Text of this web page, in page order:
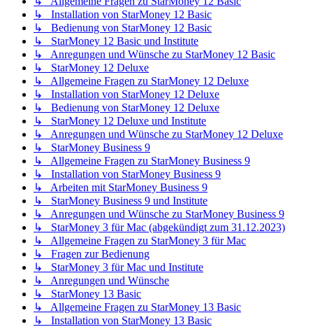
↳ Installation von StarMoney 12 Basic
↳ Bedienung von StarMoney 12 Basic
↳ StarMoney 12 Basic und Institute
↳ Anregungen und Wünsche zu StarMoney 12 Basic
↳ StarMoney 12 Deluxe
↳ Allgemeine Fragen zu StarMoney 12 Deluxe
↳ Installation von StarMoney 12 Deluxe
↳ Bedienung von StarMoney 12 Deluxe
↳ StarMoney 12 Deluxe und Institute
↳ Anregungen und Wünsche zu StarMoney 12 Deluxe
↳ StarMoney Business 9
↳ Allgemeine Fragen zu StarMoney Business 9
↳ Installation von StarMoney Business 9
↳ Arbeiten mit StarMoney Business 9
↳ StarMoney Business 9 und Institute
↳ Anregungen und Wünsche zu StarMoney Business 9
↳ StarMoney 3 für Mac (abgekündigt zum 31.12.2023)
↳ Allgemeine Fragen zu StarMoney 3 für Mac
↳ Fragen zur Bedienung
↳ StarMoney 3 für Mac und Institute
↳ Anregungen und Wünsche
↳ StarMoney 13 Basic
↳ Allgemeine Fragen zu StarMoney 13 Basic
↳ Installation von StarMoney 13 Basic